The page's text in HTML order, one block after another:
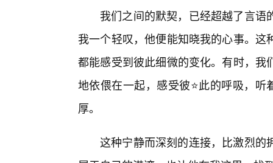
我们之间的默契，已经超越了言
我一个轻叹，他便能知晓我的心事。
都能感受到彼此细微的变化。有时，
地依偎在一起，感受彼⭐此的呼吸，
厚。
这种宁静而深刻的连接，比激烈的